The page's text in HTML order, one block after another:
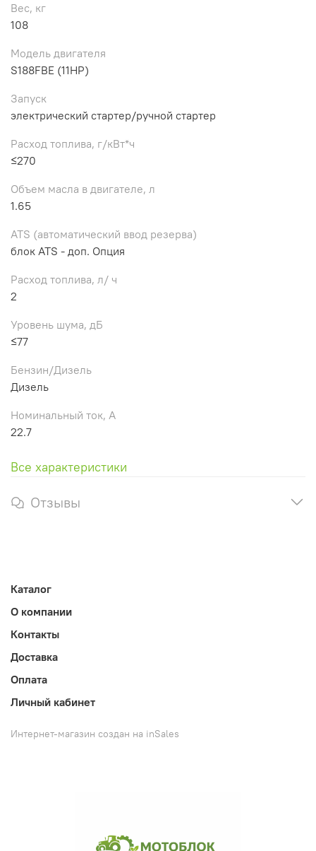
Вес, кг
108
Модель двигателя
S188FBE (11HP)
Запуск
электрический стартер/ручной стартер
Расход топлива, г/кВт*ч
≤270
Объем масла в двигателе, л
1.65
ATS (автоматический ввод резерва)
блок ATS - доп. Опция
Расход топлива, л/ ч
2
Уровень шума, дБ
≤77
Бензин/Дизель
Дизель
Номинальный ток, А
22.7
Все характеристики
Отзывы
Каталог
О компании
Контакты
Доставка
Оплата
Личный кабинет
Интернет-магазин создан на inSales